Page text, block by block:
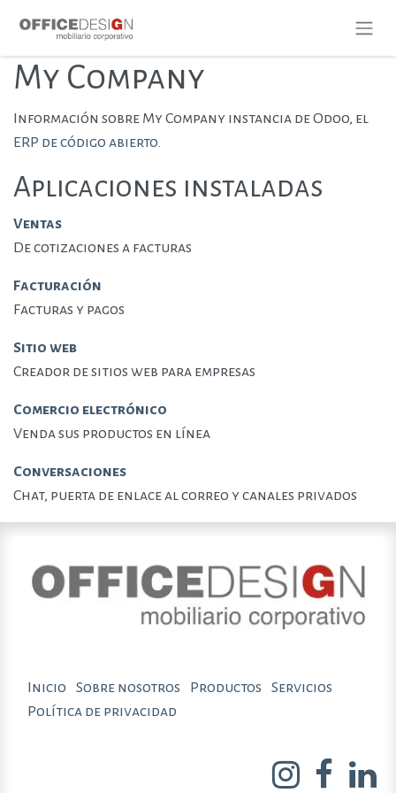
My Company
Información sobre My Company instancia de Odoo, el
ERP de código abierto.
Aplicaciones instaladas
Ventas
De cotizaciones a facturas
Facturación
Facturas y pagos
Sitio web
Creador de sitios web para empresas
Comercio electrónico
Venda sus productos en línea
Conversaciones
Chat, puerta de enlace al correo y canales privados
Inicio Sobre nosotros Productos
Servicios
Política de privacidad